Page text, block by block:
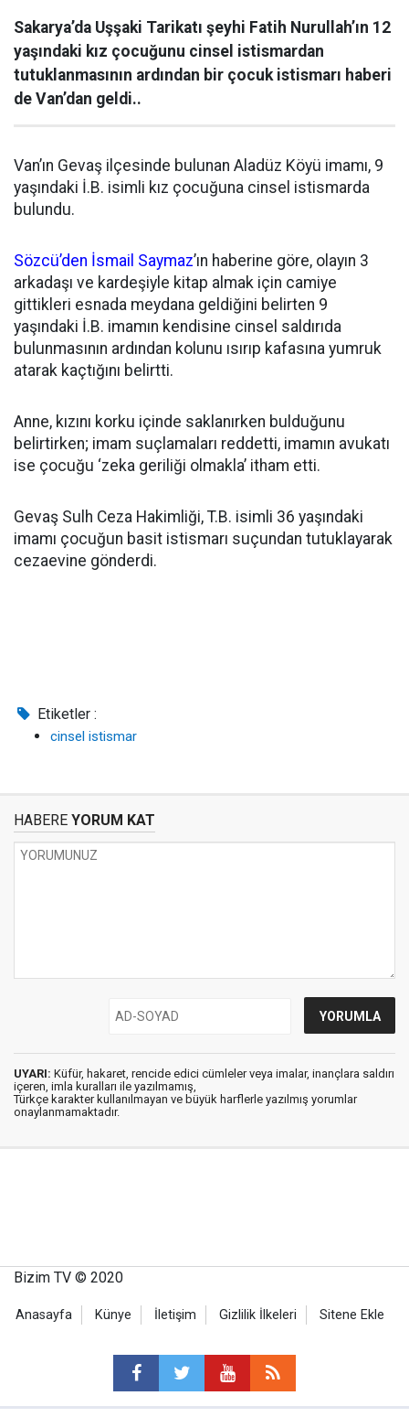
Sakarya’da Uşşaki Tarikatı şeyhi Fatih Nurullah’ın 12
yaşındaki kız çocuğunu cinsel istismardan
tutuklanmasının ardından bir çocuk istismarı haberi
de Van’dan geldi..
Van’ın Gevaş ilçesinde bulunan Aladüz Köyü imamı, 9
yaşındaki İ.B. isimli kız çocuğuna cinsel istismarda
bulundu.
Sözcü’den İsmail Saymaz’ın haberine göre, olayın 3
arkadaşı ve kardeşiyle kitap almak için camiye
gittikleri esnada meydana geldiğini belirten 9
yaşındaki İ.B. imamın kendisine cinsel saldırıda
bulunmasının ardından kolunu ısırıp kafasına yumruk
atarak kaçtığını belirtti.
Anne, kızını korku içinde saklanırken bulduğunu
belirtirken; imam suçlamaları reddetti, imamın avukatı
ise çocuğu ‘zeka geriliği olmakla’ itham etti.
Gevaş Sulh Ceza Hakimliği, T.B. isimli 36 yaşındaki
imamı çocuğun basit istismarı suçundan tutuklayarak
cezaevine gönderdi.
Etiketler :
cinsel istismar
HABERE YORUM KAT
UYARI: Küfür, hakaret, rencide edici cümleler veya imalar, inançlara saldırı
içeren, imla kuralları ile yazılmamış,
Türkçe karakter kullanılmayan ve büyük harflerle yazılmış yorumlar
onaylanmamaktadır.
Bizim TV © 2020
Anasayfa Künye İletişim Gizlilik İlkeleri Sitene Ekle